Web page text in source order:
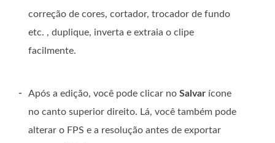
correção de cores, cortador, trocador de fundo
etc. , duplique, inverta e extraia o clipe
facilmente.
- Após a edição, você pode clicar no Salvar ícone
no canto superior direito. Lá, você também pode
alterar o FPS e a resolução antes de exportar